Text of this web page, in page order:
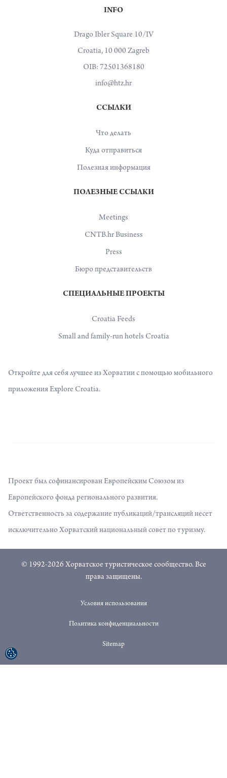
INFO
Drago Ibler Square 10/IV
Croatia, 10 000 Zagreb
OIB: 72501368180
info@htz.hr
ССЫЛКИ
Что делать
Куда отправиться
Полезная информация
ПОЛЕЗНЫЕ ССЫЛКИ
Meetings
CNTB.hr Business
Press
Бюро представительств
СПЕЦИАЛЬНЫЕ ПРОЕКТЫ
Croatia Feeds
Small and family-run hotels Croatia
Откройте для себя лучшее из Хорватии с помощью мобильного
приложения Explore Croatia.
Проект был софинансирован Европейским Союзом из
Европейского фонда регионального развития.
Ответственность за содержание публикаций/трансляций несет
исключительно Хорватский национальный совет по туризму.
© 1992-2026 Хорватское туристическое сообщество. Все
права защищены.
Условия использования
Политика конфиденциальности
Sitemap